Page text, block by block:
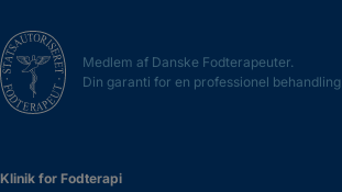
Medlem af Danske Fodterapeuter.
Din garanti for en professionel behandling.
Klinik for Fodterapi